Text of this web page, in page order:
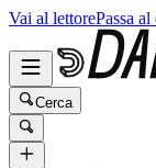
Vai al lettorePassa
Cerca